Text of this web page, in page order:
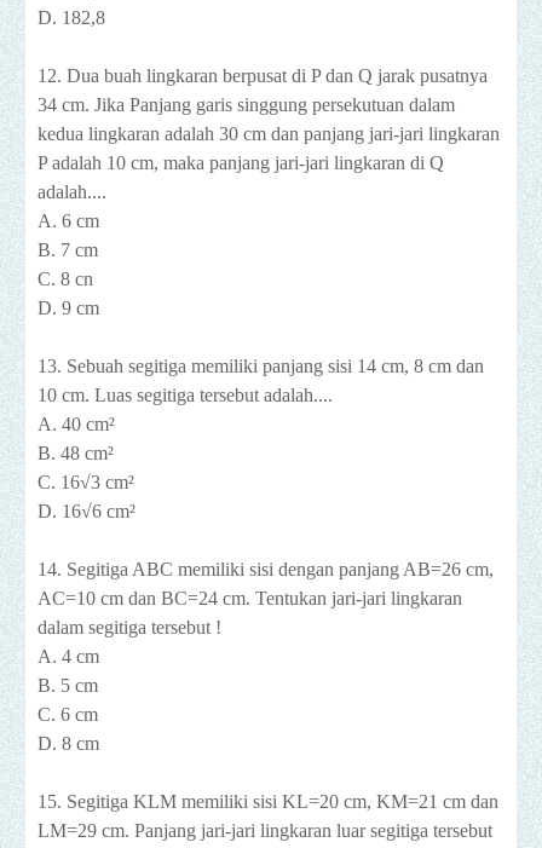
D. 182,8
12. Dua buah lingkaran berpusat di P dan Q jarak pusatnya
34 cm. Jika Panjang garis singgung persekutuan dalam
kedua lingkaran adalah 30 cm dan panjang jari-jari lingkaran
P adalah 10 cm, maka panjang jari-jari lingkaran di Q
adalah....
A. 6 cm
B. 7 cm
C. 8 cn
D. 9 cm
13. Sebuah segitiga memiliki panjang sisi 14 cm, 8 cm dan
10 cm. Luas segitiga tersebut adalah....
A. 40 cm²
B. 48 cm²
C. 16√3 cm²
D. 16√6 cm²
14. Segitiga ABC memiliki sisi dengan panjang AB=26 cm,
AC=10 cm dan BC=24 cm. Tentukan jari-jari lingkaran
dalam segitiga tersebut !
A. 4 cm
B. 5 cm
C. 6 cm
D. 8 cm
15. Segitiga KLM memiliki sisi KL=20 cm, KM=21 cm dan
LM=29 cm. Panjang jari-jari lingkaran luar segitiga tersebut